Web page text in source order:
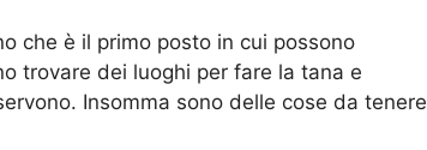
che è il primo posto in cui possono
trovare dei luoghi per fare la tana e
Insomma sono delle cose da tenere